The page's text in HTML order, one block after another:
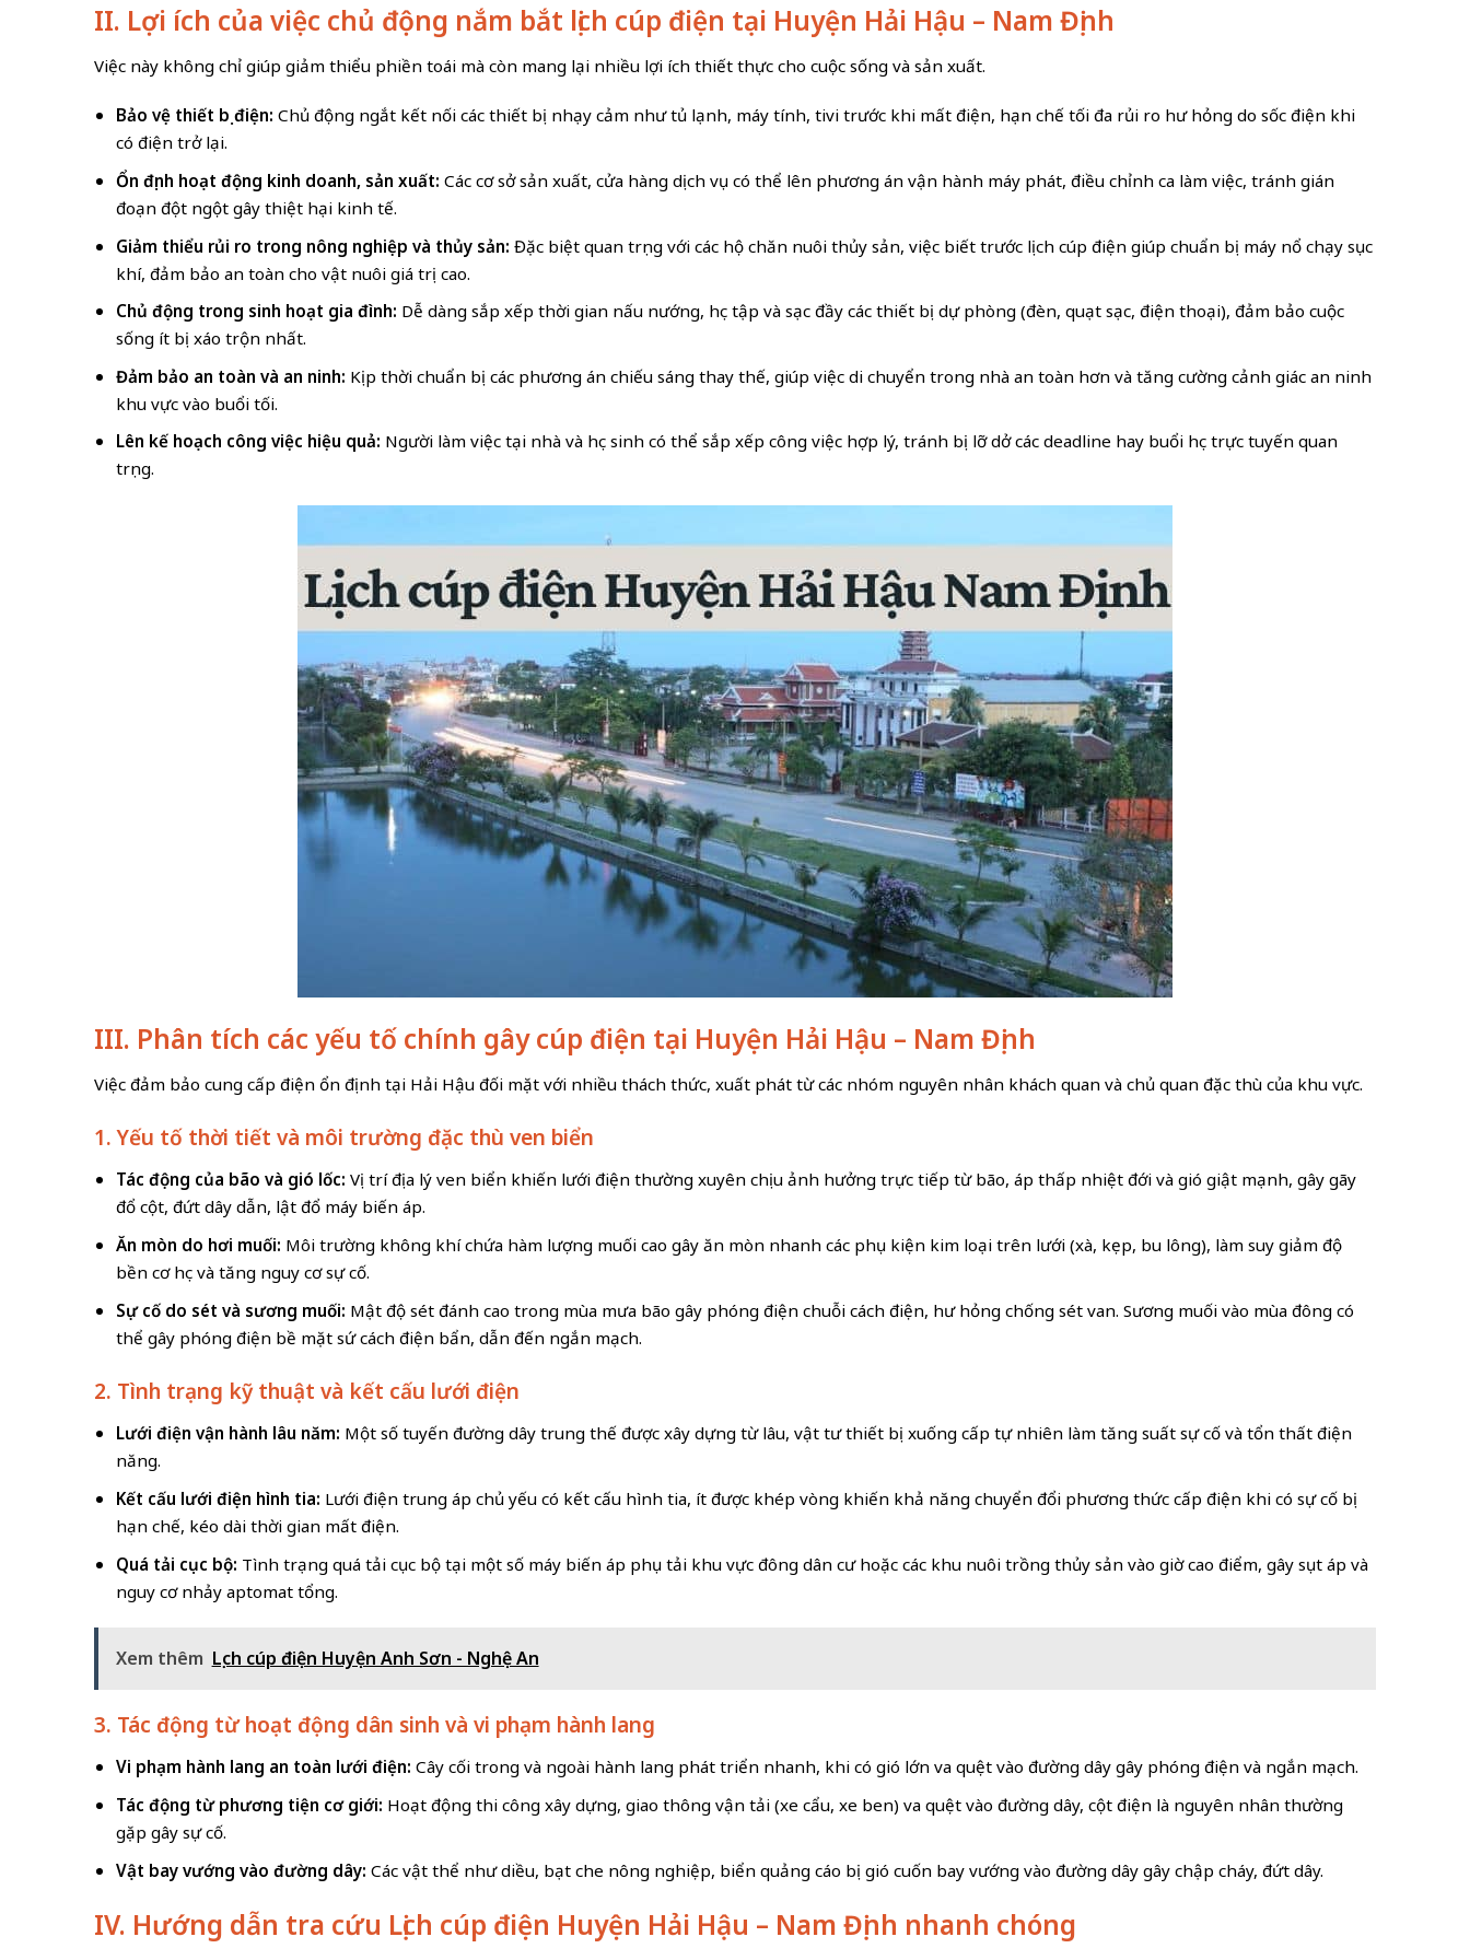
II. Lợi ích của việc chủ động nắm bắt lịch cúp điện tại Huyện Hải Hậu – Nam Định
Việc này không chỉ giúp giảm thiểu phiền toái mà còn mang lại nhiều lợi ích thiết thực cho cuộc sống và sản xuất.
Bảo vệ thiết bị điện: Chủ động ngắt kết nối các thiết bị nhạy cảm như tủ lạnh, máy tính, tivi trước khi mất điện, hạn chế tối đa rủi ro hư hỏng do sốc điện khi
có điện trở lại.
Ổn định hoạt động kinh doanh, sản xuất: Các cơ sở sản xuất, cửa hàng dịch vụ có thể lên phương án vận hành máy phát, điều chỉnh ca làm việc, tránh gián
đoạn đột ngột gây thiệt hại kinh tế.
Giảm thiểu rủi ro trong nông nghiệp và thủy sản:Đặc biệt quan trọng với các hộ chăn nuôi thủy sản, việc biết trước lịch cúp điện giúp chuẩn bị máy nổ chạy sục
khí, đảm bảo an toàn cho vật nuôi giá trị cao.
Chủ động trong sinh hoạt gia đình: Dễ dàng sắp xếp thời gian nấu nướng, học tập và sạc đầy các thiết bị dự phòng (đèn, quạt sạc, điện thoại), đảm bảo cuộc
sống ít bị xáo trộn nhất.
Đảm bảo an toàn và an ninh: Kịp thời chuẩn bị các phương án chiếu sáng thay thế, giúp việc di chuyển trong nhà an toàn hơn và tăng cường cảnh giác an ninh
khu vực vào buổi tối.
Lên kế hoạch công việc hiệu quả: Người làm việc tại nhà và học sinh có thể sắp xếp công việc hợp lý, tránh bị lỡ dở các deadline hay buổi học trực tuyến quan
trọng.
III. Phân tích các yếu tố chính gây cúp điện tại Huyện Hải Hậu – Nam Định
Việc đảm bảo cung cấp điện ổn định tại Hải Hậu đối mặt với nhiều thách thức, xuất phát từ các nhóm nguyên nhân khách quan và chủ quan đặc thù của khu vực.
1. Yếu tố thời tiết và môi trường đặc thù ven biển
Tác động của bão và gió lốc: Vị trí địa lý ven biển khiến lưới điện thường xuyên chịu ảnh hưởng trực tiếp từ bão, áp thấp nhiệt đới và gió giật mạnh, gây gãy
đổ cột, đứt dây dẫn, lật đổ máy biến áp.
Ăn mòn do hơi muối: Môi trường không khí chứa hàm lượng muối cao gây ăn mòn nhanh các phụ kiện kim loại trên lưới (xà, kẹp, bu lông), làm suy giảm độ
bền cơ học và tăng nguy cơ sự cố.
Sự cố do sét và sương muối: Mật độ sét đánh cao trong mùa mưa bão gây phóng điện chuỗi cách điện, hư hỏng chống sét van. Sương muối vào mùa đông có
thể gây phóng điện bề mặt sứ cách điện bẩn, dẫn đến ngắn mạch.
2. Tình trạng kỹ thuật và kết cấu lưới điện
Lưới điện vận hành lâu năm: Một số tuyến đường dây trung thế được xây dựng từ lâu, vật tư thiết bị xuống cấp tự nhiên làm tăng suất sự cố và tổn thất điện
năng.
Kết cấu lưới điện hình tia: Lưới điện trung áp chủ yếu có kết cấu hình tia, ít được khép vòng khiến khả năng chuyển đổi phương thức cấp điện khi có sự cố bị
hạn chế, kéo dài thời gian mất điện.
Quá tải cục bộ: Tình trạng quá tải cục bộ tại một số máy biến áp phụ tải khu vực đông dân cư hoặc các khu nuôi trồng thủy sản vào giờ cao điểm, gây sụt áp và
nguy cơ nhảy aptomat tổng.
Xem thêm Lịch cúp điện Huyện Anh Sơn - Nghệ An
3. Tác động từ hoạt động dân sinh và vi phạm hành lang
Vi phạm hành lang an toàn lưới điện:Cây cối trong và ngoài hành lang phát triển nhanh, khi có gió lớn va quệt vào đường dây gây phóng điện và ngắn mạch.
Tác động từ phương tiện cơ giới: Hoạt động thi công xây dựng, giao thông vận tải (xe cẩu, xe ben) va quệt vào đường dây, cột điện là nguyên nhân thường
gặp gây sự cố.
Vật bay vướng vào đường dây: Các vật thể như diều, bạt che nông nghiệp, biển quảng cáo bị gió cuốn bay vướng vào đường dây gây chập cháy, đứt dây.
IV. Hướng dẫn tra cứu Lịch cúp điện Huyện Hải Hậu – Nam Định nhanh chóng